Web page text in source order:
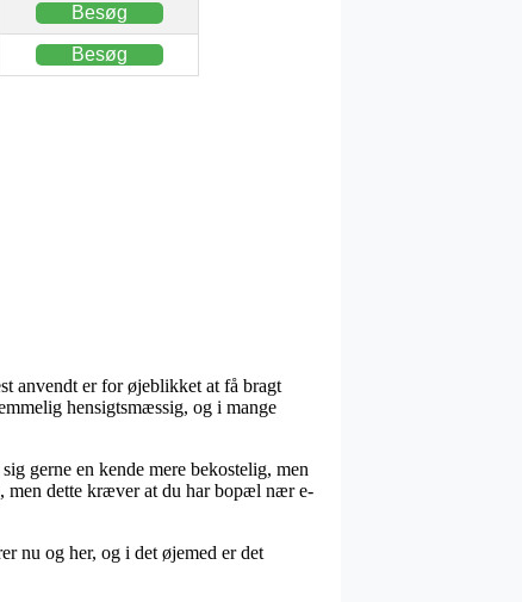
Besøg
Besøg
anvendt er for øjeblikket at få bragt
hensigtsmæssig, og i mange
gerne en kende mere bekostelig, men
men dette kræver at du har bopæl nær e-
nu og her, og i det øjemed er det